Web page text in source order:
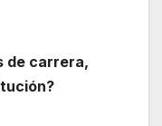
de carrera,